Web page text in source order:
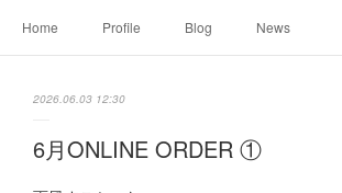
Home Profile Blog News
2026.06.03 12:30
6月ONLINE ORDER ①